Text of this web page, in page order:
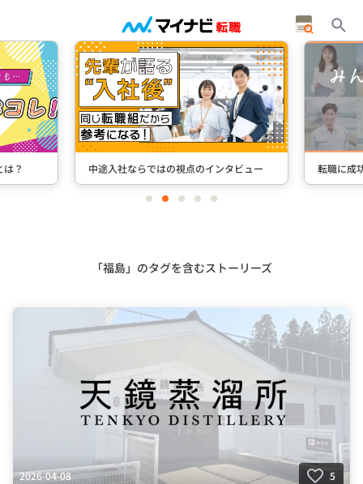
？ 中途入社ならではの視点のインタビュー 転職に成
itemitemitemitemitem
「福島」のタグを含むストーリーズ
2026-04-08 5